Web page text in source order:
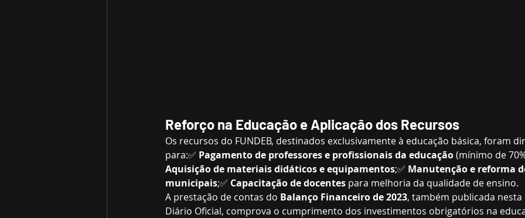
Reforço na Educação e Aplicação dos Recursos
Os recursos do FUNDEB, destinados exclusivamente à educação básica, foram
para:✅ Pagamento de professores e profissionais da educação (mínimo de
Aquisição de materiais didáticos e equipamentos;✅ Manutenção e reforma
municipais;✅ Capacitação de docentes para melhoria da qualidade de ensino.
A prestação de contas do Balanço Financeiro de 2023, também publicada
Diário Oficial, comprova o cumprimento dos investimentos obrigatórios na